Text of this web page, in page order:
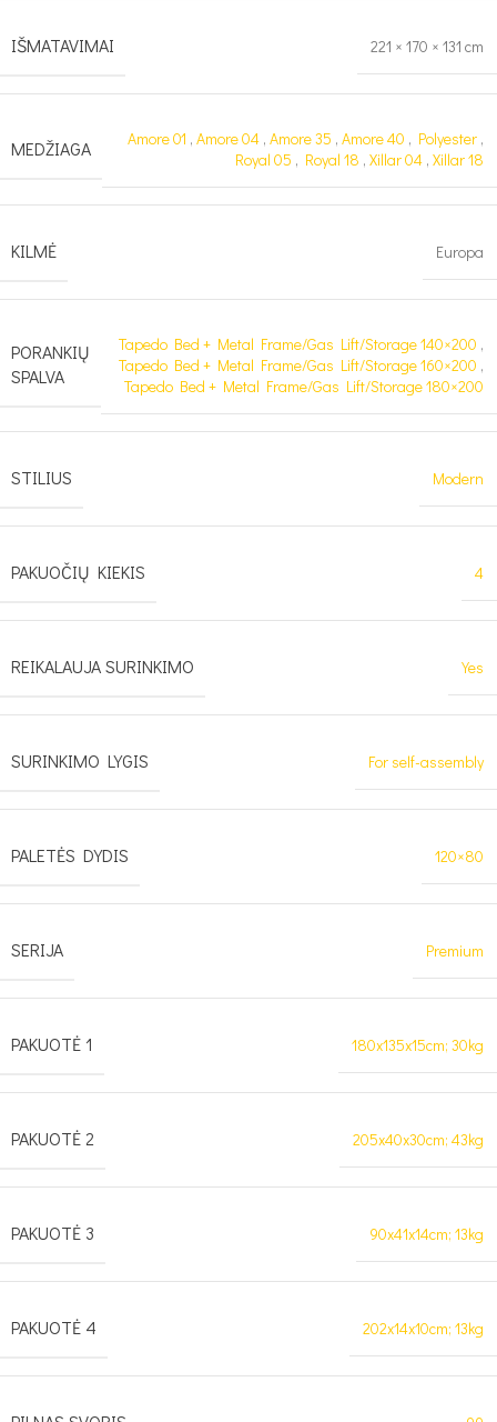
IŠMATAVIMAI 221 × 170 × 131 cm
MEDŽIAGA Amore 01 , Amore 04 , Amore 35 , Amore 40 , Polyester ,
Royal 05 , Royal 18 , Xillar 04 , Xillar 18
KILMĖ Europa
PORANKIŲ
SPALVA
Tapedo Bed + Metal Frame/Gas Lift/Storage 140×200 ,
Tapedo Bed + Metal Frame/Gas Lift/Storage 160×200 ,
Tapedo Bed + Metal Frame/Gas Lift/Storage 180×200
STILIUS Modern
PAKUOČIŲ KIEKIS 4
REIKALAUJA SURINKIMO Yes
SURINKIMO LYGIS For self-assembly
PALETĖS DYDIS 120×80
SERIJA Premium
PAKUOTĖ 1 180x135x15cm; 30kg
PAKUOTĖ 2 205x40x30cm; 43kg
PAKUOTĖ 3 90x41x14cm; 13kg
PAKUOTĖ 4 202x14x10cm; 13kg